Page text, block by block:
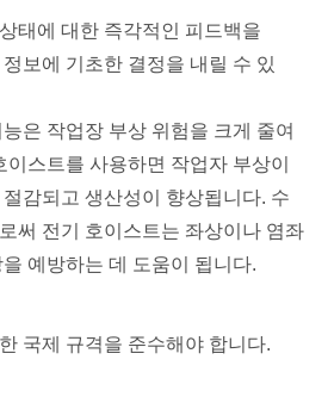
태에 대한 즉각적인 피드백을
보에 기초한 결정을 내릴 수 있
은 작업장 부상 위험을 크게 줄여
스트를 사용하면 작업자 부상이
감되고 생산성이 향상됩니다. 수
써 전기 호이스트는 좌상이나 염좌
예방하는 데 도움이 됩니다.
국제 규격을 준수해야 합니다.